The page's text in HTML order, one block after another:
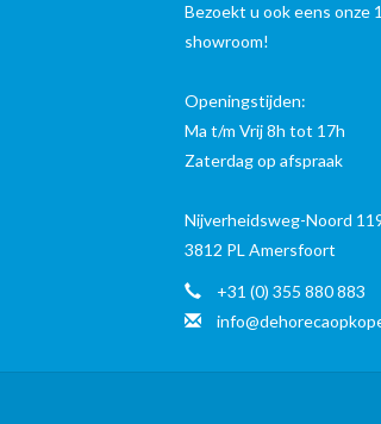
Bezoekt u ook eens onze
showroom!
Openingstijden:
Ma t/m Vrij 8h tot 17h
Zaterdag op afspraak
Nijverheidsweg-Noord
3812 PL Amersfoort
+31 (0) 355 880 883